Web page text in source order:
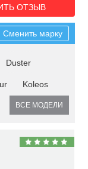
ОТЗЫВ
Сменить марку
Duster
Koleos
ВСЕ МОДЕЛИ